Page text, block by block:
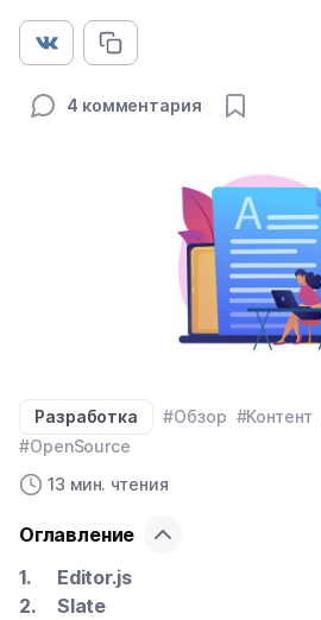
4 комментария
Разработка #Обзор #Контент
#OpenSource
13 мин. чтения
Оглавление
Editor.js
Slate